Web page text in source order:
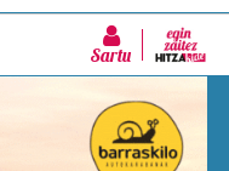
Sartu